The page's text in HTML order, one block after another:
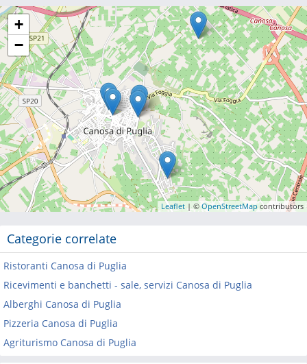
+
−
Leaflet | © OpenStreetMap contributors
Categorie correlate
Ristoranti Canosa di Puglia
Ricevimenti e banchetti - sale, servizi Canosa di Puglia
Alberghi Canosa di Puglia
Pizzeria Canosa di Puglia
Agriturismo Canosa di Puglia